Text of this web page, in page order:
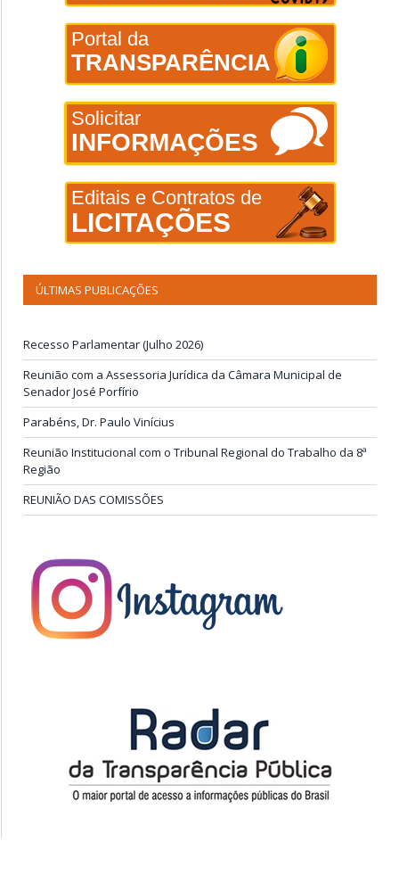
Portal da
TRANSPARÊNCIA
Solicitar
INFORMAÇÕES
Editais e Contratos de
LICITAÇÕES
ÚLTIMAS PUBLICAÇÕES
Recesso Parlamentar (Julho 2026)
Reunião com a Assessoria Jurídica da Câmara Municipal de
Senador José Porfírio
Parabéns, Dr. Paulo Vinícius
Reunião Institucional com o Tribunal Regional do Trabalho da 8ª
Região
REUNIÃO DAS COMISSÕES